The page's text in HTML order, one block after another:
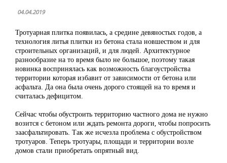
04.04.2019
Тротуарная плитка появилась, а средине девяностых годов, а
технология литья плитки из бетона стала новшеством и для
строительных организаций, и для людей. Архитектурное
разнообразие на то время было не большое, поэтому такая
новинка воспринялась как возможность благоустройства
территории которая избавит от зависимости от бетона или
асфальта. Да она была очень дорого стоящей на то время и
считалась дефицитом.
Сейчас чтобы обустроить территорию частного дома не нужно
возится с бетоном или ждать ремонта дороги, чтобы попросить
заасфальтировать. Так же исчезла проблема с обустройством
тротуаров. Теперь тротуары, площади и территории возле
домов стали приобретать опрятный вид.